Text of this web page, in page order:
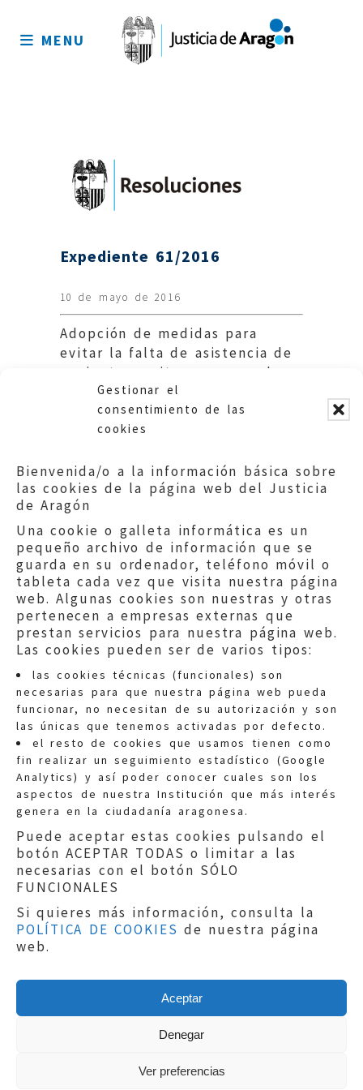
Gestionar el
consentimiento de las
cookies
Bienvenida/o a la información básica sobre
las cookies de la página web del Justicia
de Aragón
Una cookie o galleta informática es un
pequeño archivo de información que se
guarda en su ordenador, teléfono móvil o
tableta cada vez que visita nuestra página
web. Algunas cookies son nuestras y otras
pertenecen a empresas externas que
prestan servicios para nuestra página web.
Las cookies pueden ser de varios tipos:
las cookies técnicas (funcionales) son
necesarias para que nuestra página web pueda
funcionar, no necesitan de su autorización y son
las únicas que tenemos activadas por defecto.
el resto de cookies que usamos tienen como
fin realizar un seguimiento estadístico (Google
Analytics) y así poder conocer cuales son los
aspectos de nuestra Institución que más interés
genera en la ciudadanía aragonesa.
Puede aceptar estas cookies pulsando el
botón ACEPTAR TODAS o limitar a las
necesarias con el botón SÓLO
FUNCIONALES
Si quieres más información, consulta la
POLÍTICA DE COOKIES de nuestra página
web.
Aceptar
Denegar
Ver preferencias
sitio
MENU
Expediente 61/2016
10 de mayo de 2016
Adopción de medidas para
evitar la falta de asistencia de
pacientes a citas programadas.
Departamento Sanidad. DGA
Quejas:quejas@eljusticiadearagon.es
Información general:
informacion@eljusticiadearagon.es
Teléfonos:900 210 210/
Aviso legal|Política de privacidad|
Protección de Datos
Política de cookies
Copyright © 2019El Justicia de Aragón|
Sephor Consulting